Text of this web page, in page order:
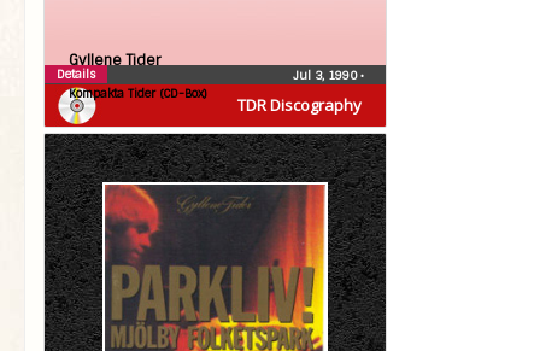
TDR Discography
Gyllene Tider
Kompakta Tider (CD-Box)
Jul 3, 1990•
Details